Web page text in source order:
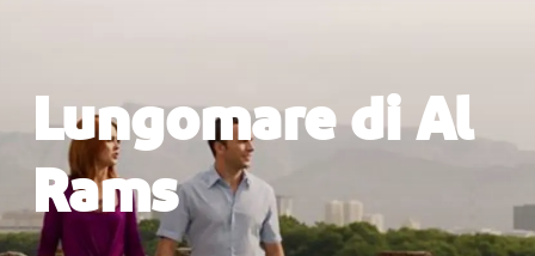
Pianifica il viaggio
🇮🇹 IT Eventi Ricerca
Lungomare di Al
Rams